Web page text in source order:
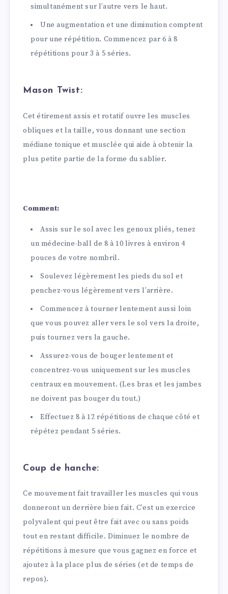
simultanément sur l’autre vers le haut.
Une augmentation et une diminution comptent
pour une répétition. Commencez par 6 à 8
répétitions pour 3 à 5 séries.
Mason Twist:
Cet étirement assis et rotatif ouvre les muscles
obliques et la taille, vous donnant une section
médiane tonique et musclée qui aide à obtenir la
plus petite partie de la forme du sablier.
Comment:
Assis sur le sol avec les genoux pliés, tenez
un médecine-ball de 8 à 10 livres à environ 4
pouces de votre nombril.
Soulevez légèrement les pieds du sol et
penchez-vous légèrement vers l’arrière.
Commencez à tourner lentement aussi loin
que vous pouvez aller vers le sol vers la droite,
puis tournez vers la gauche.
Assurez-vous de bouger lentement et
concentrez-vous uniquement sur les muscles
centraux en mouvement. (Les bras et les jambes
ne doivent pas bouger du tout.)
Effectuez 8 à 12 répétitions de chaque côté et
répétez pendant 5 séries.
Coup de hanche:
Ce mouvement fait travailler les muscles qui vous
donneront un derrière bien fait. C’est un exercice
polyvalent qui peut être fait avec ou sans poids
tout en restant difficile. Diminuez le nombre de
répétitions à mesure que vous gagnez en force et
ajoutez à la place plus de séries (et de temps de
repos).